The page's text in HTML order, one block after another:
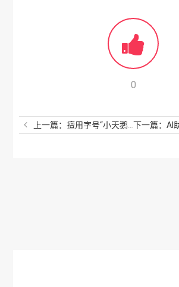
0
上一篇：擅用字号“小天鹅”，法院一审判侵权